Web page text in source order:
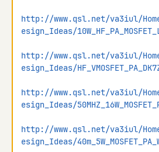
http://www.qsl.net/va3iul/
esign_Ideas/
http://www.qsl.net/va3iul/
esign_Ideas/
http://www.qsl.net/va3iul/
esign_Ideas/
http://www.qsl.net/va3iul/
esign_Ideas/